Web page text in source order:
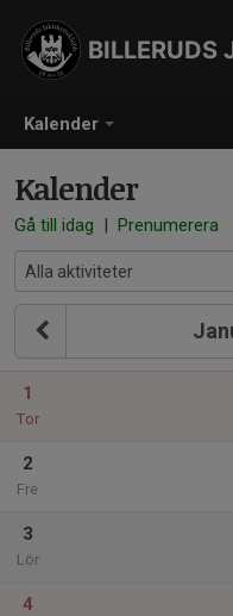
Kalender
BILLERUDS
Kalender
Gå till idag | Prenumerera
1
Tor
2
Fre
3
Lör
4